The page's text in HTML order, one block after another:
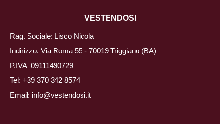
VESTENDOSI
Rag. Sociale: Lisco Nicola
Indirizzo: Via Roma 55 - 70019 Triggiano (BA)
P.IVA: 09111490729
Tel: +39 370 342 8574
Email: info@vestendosi.it